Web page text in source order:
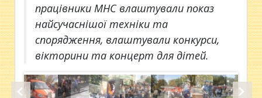
працівники МНС влаштували показ
найсучаснішої техніки та
спорядження, влаштували конкурси,
вікторини та концерт для дітей.